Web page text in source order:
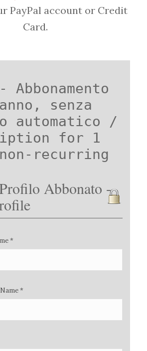
PayPal account or Credit
Card.
Abbonamento
senza
automatico /
for 1
recurring
Abbonato -
*
*